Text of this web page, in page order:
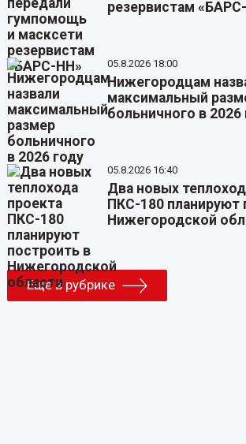
резервистам
05.8.2026 18:00
Нижегородцам
максимальный
больничного в 2026
05.8.2026 16:40
Два новых
ПКС-180 планируют
Нижегородской
Еще в рубрике